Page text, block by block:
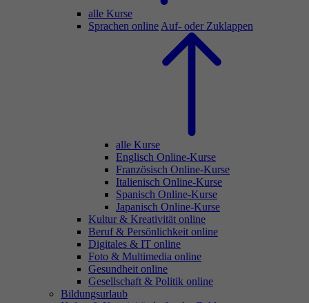
alle Kurse
Sprachen online Auf- oder Zuklappen
alle Kurse
Englisch Online-Kurse
Französisch Online-Kurse
Italienisch Online-Kurse
Spanisch Online-Kurse
Japanisch Online-Kurse
Kultur & Kreativität online
Beruf & Persönlichkeit online
Digitales & IT online
Foto & Multimedia online
Gesundheit online
Gesellschaft & Politik online
Bildungsurlaub